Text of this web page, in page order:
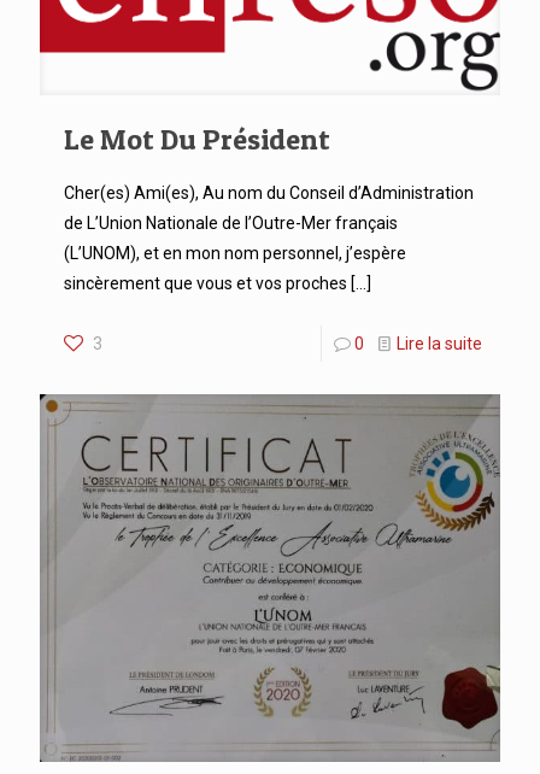
Le Mot Du Président
Cher(es) Ami(es), Au nom du Conseil d’Administration
de L’Union Nationale de l’Outre-Mer français
(L’UNOM), et en mon nom personnel, j’espère
sincèrement que vous et vos proches […]
3 0 Lire la suite